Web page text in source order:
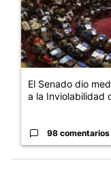
El Senado dio
a la Inviolabilidad
98 comentarios